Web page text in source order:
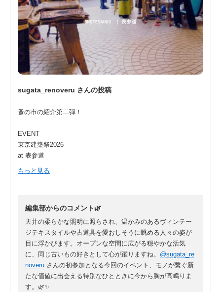
sugata_renoveru さんの投稿
蚤の市の紹介第二弾！
EVENT
東京建築祭2026
at 表参道
@renoveru
骨董通りの蚤の市
継承を前提としたものとの出会いの場
モノを永く大切に使い、新たな価値を生み出すというサステナ
ビリティの考えに共鳴してくださる方々をお招きし、ヴィンテ
ージ雑貨や家具を販売する「骨董通りの蚤の市」が開催されま
す。
もっと見る
編集部からのコメント🌿
天井の柔らかな照明に照らされ、温かみのあるヴィンテー
ジテキスタイルや古道具を愛おしそうに眺める人々の姿が
目に浮かびます。オープンな空間に広がる穏やかな活気
に、同じ古いもの好きとして心が躍りますね。 @sugata_re
noveru さんの初参加となる今回のイベント、モノが繋ぐ新
たな価値に出会える特別なひとときに今から胸が高鳴りま
す。🌿✨